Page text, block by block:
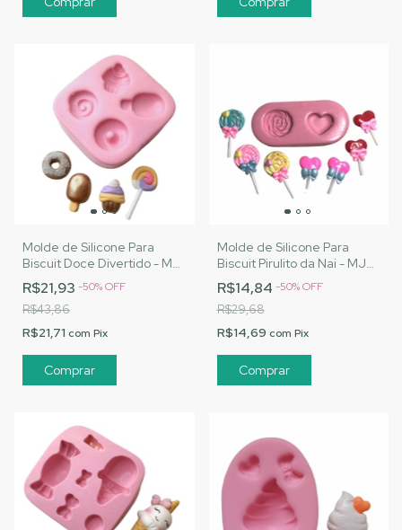
Molde de Silicone Para
Biscuit Doce Divertido - MJ
Artesanatos |Cód. 2820
R$21,93 -50%OFF
R$43,86
R$21,71 com Pix
Molde de Silicone Para
Biscuit Pirulito da Nai - MJ
Artesanatos |Cód. 2821
R$14,84 -50%OFF
R$29,68
R$14,69 com Pix